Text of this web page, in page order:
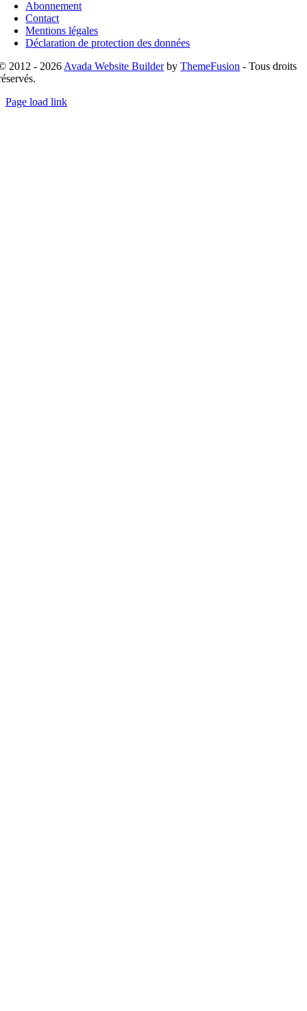
Abonnement
Contact
Mentions légales
Déclaration de protection des données
2012 - 2026 Avada Website BuilderbyThemeFusion - Tous droits
Page load link